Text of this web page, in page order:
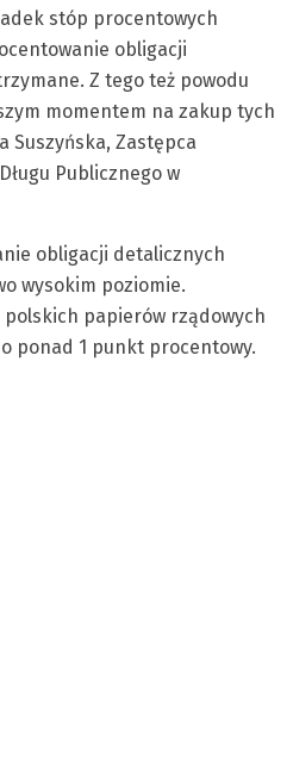
stóp procentowych
obligacji
Z tego też powodu
momentem na zakup tych
Suszyńska, Zastępca
Publicznego w
obligacji detalicznych
wysokim poziomie.
papierów rządowych
ponad 1 punkt procentowy.